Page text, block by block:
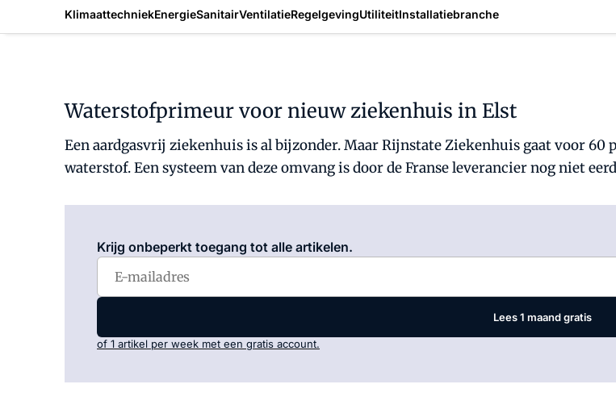
KlimaattechniekEnergieSanitairVentilatieRegelgevingUtiliteitInstallatiebranche
Waterstofprimeur voor nieuw ziekenhuis in Elst
Een aardgasvrij ziekenhuis is al bijzonder. Maar Rijnstate Ziekenhuis gaat voor
waterstof. Een systeem van deze omvang is door de Franse leverancier nog niet
Krijg onbeperkt toegang tot alle artikelen.
Lees 1 maand gratis
of 1 artikel per week met een gratis account.